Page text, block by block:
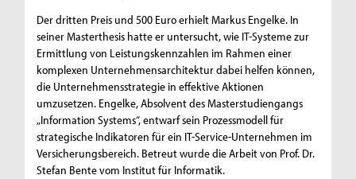
Der dritten Preis und 500 Euro erhielt Markus Engelke. In
seiner Masterthesis hatte er untersucht, wie IT-Systeme zur
Ermittlung von Leistungskennzahlen im Rahmen einer
komplexen Unternehmensarchitektur dabei helfen können,
die Unternehmensstrategie in effektive Aktionen
umzusetzen. Engelke, Absolvent des Masterstudiengangs
„Information Systems“, entwarf sein Prozessmodell für
strategische Indikatoren für ein IT-Service-Unternehmen im
Versicherungsbereich. Betreut wurde die Arbeit von Prof. Dr.
Stefan Bente vom Institut für Informatik.